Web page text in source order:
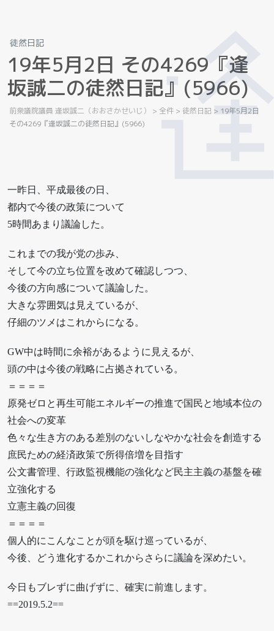
徒然日記
19年5月2日 その4269 『逢
坂誠二の徒然日記』 (5966)
前衆議院議員 逢坂誠二（おおさかせいじ） > 全件 > 徒然日記 > 19年5月2日
その4269『逢坂誠二の徒然日記』(5966)
一昨日、平成最後の日、
都内で今後の政策について
5時間あまり議論した。
これまでの我が党の歩み、
そして今の立ち位置を改めて確認しつつ、
今後の方向感について議論した。
大きな雰囲気は見えているが、
仔細のツメはこれからになる。
GW中は時間に余裕があるように見えるが、
頭の中は今後の戦略に占拠されている。
＝＝＝＝
原発ゼロと再生可能エネルギーの推進で国民と地域本位の
社会への変革
色々な生き方のある差別のないしなやかな社会を創造する
庶民ための経済政策で所得倍増を目指す
公文書管理、行政監視機能の強化など民主主義の基盤を確
立強化する
立憲主義の回復
＝＝＝＝
個人的にこんなことが頭を駆け巡っているが、
今後、どう進化するかこれからさらに議論を深めたい。
今日もブレずに曲げずに、確実に前進します。
==2019.5.2==